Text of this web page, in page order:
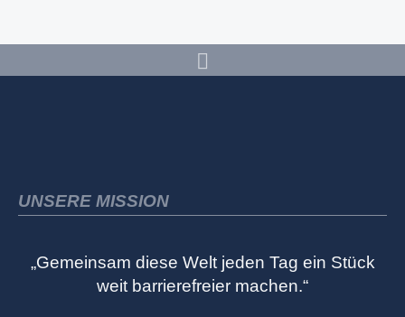
UNSERE MISSION
„Gemeinsam diese Welt jeden Tag ein Stück
weit barrierefreier machen.“